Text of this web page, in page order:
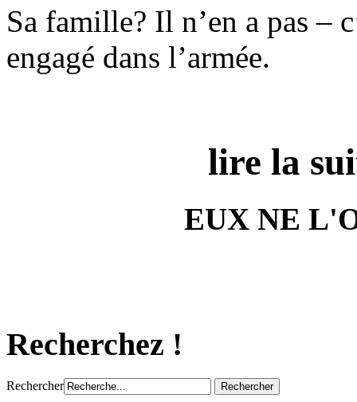
Sa famille? Il n’en a pas –
engagé dans l’armée.
lire la
EUX NE
Recherchez !
Rechercher